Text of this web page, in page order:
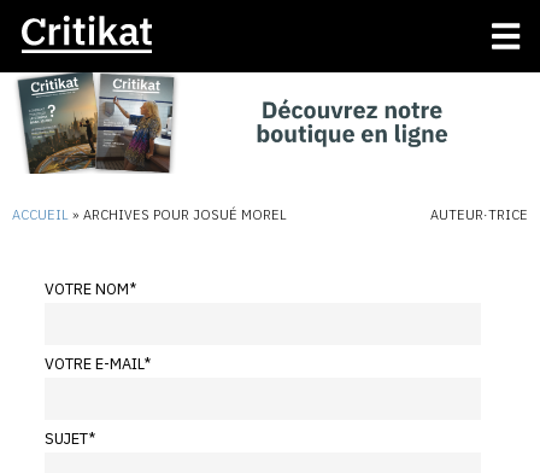
ACCUEIL » ARCHIVES POUR JOSUÉ MOREL AUTEUR·TRICE
VOTRE NOM*
VOTRE E-MAIL*
SUJET*